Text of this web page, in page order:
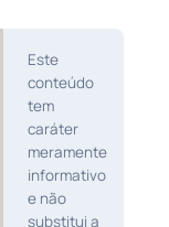
Este
conteúdo
tem
caráter
meramente
informativo
e não
substitui a